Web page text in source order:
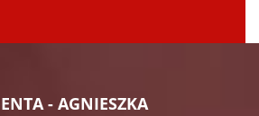
- AGNIESZKA